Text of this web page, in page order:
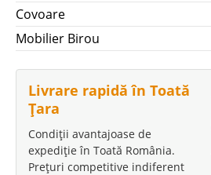
Covoare
Mobilier Birou
Livrare rapidă în Toată
Țara
Condiții avantajoase de
expediție în Toată România.
Prețuri competitive indiferent